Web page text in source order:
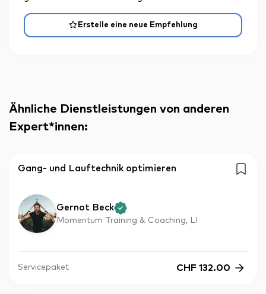
Erstelle eine neue Empfehlung
Ähnliche Dienstleistungen von anderen
Expert*innen:
Gang- und Lauftechnik optimieren
Gernot Beck
Momentum Training & Coaching, LI
Servicepaket CHF 132.00